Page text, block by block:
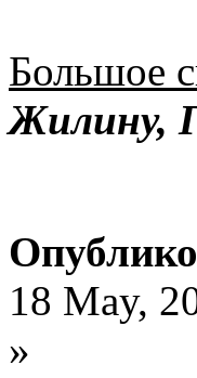
Большое
Жилину,
18 May,
»